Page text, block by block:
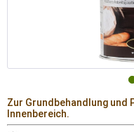
Zur Grundbehandlung und
Innenbereich.